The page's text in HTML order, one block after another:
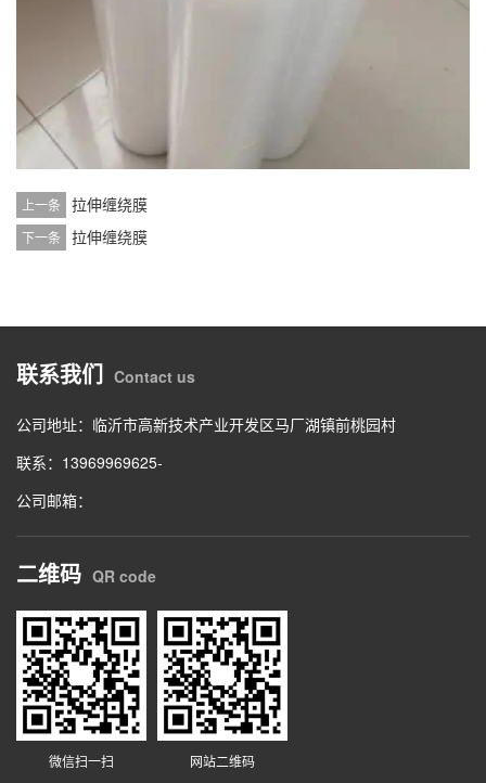
上一条 拉伸缠绕膜
下一条 拉伸缠绕膜
联系我们 Contact us
公司地址：临沂市高新技术产业开发区马厂湖镇前桃园村
联系：13969969625-
公司邮箱：
二维码 QR code
微信扫一扫 网站二维码